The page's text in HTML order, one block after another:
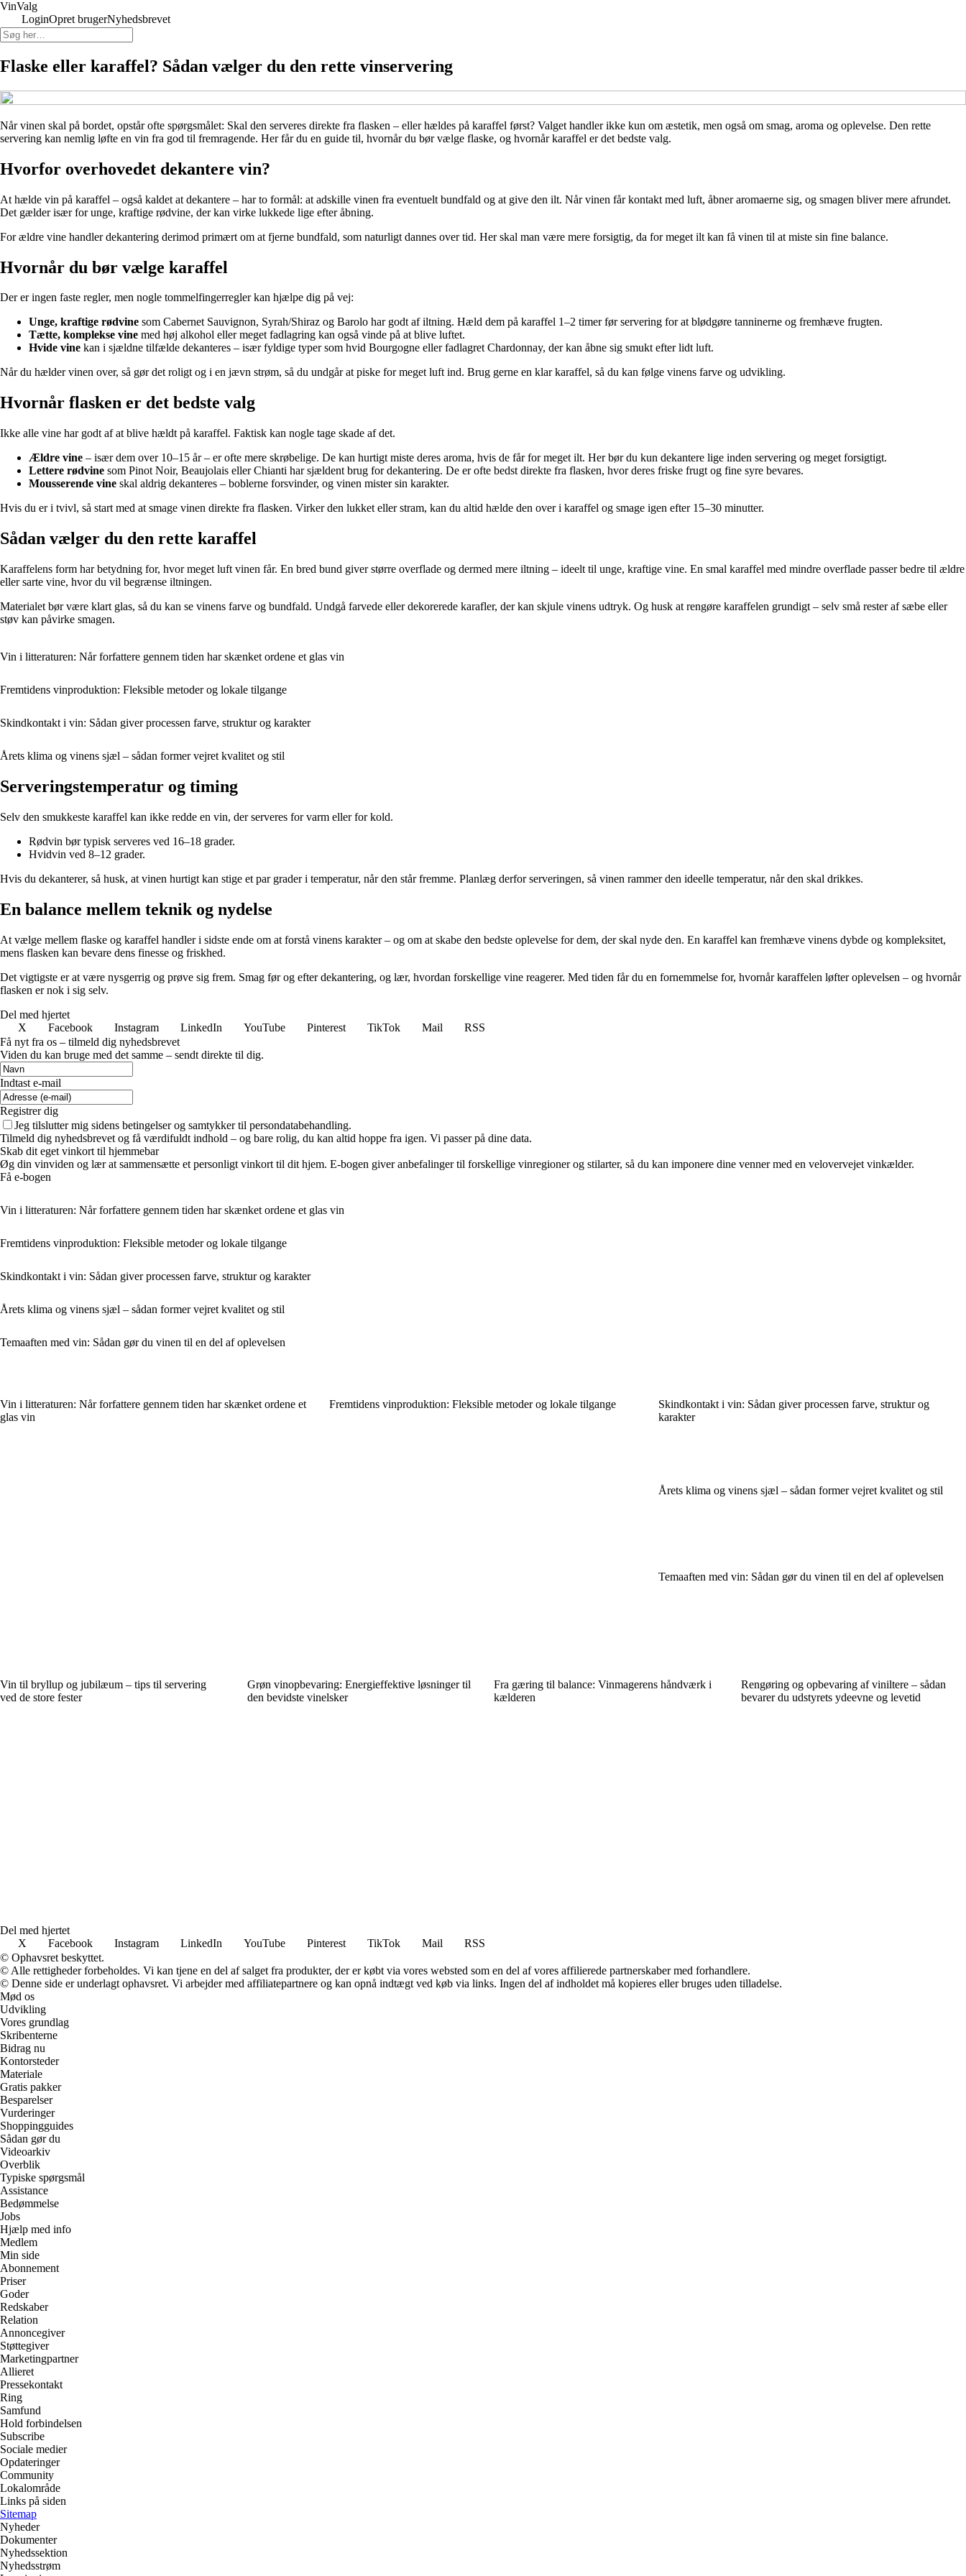
VinValg
LoginOpret brugerNyhedsbrevet
Flaske eller karaffel? Sådan vælger du den rette vinservering
Når vinen skal på bordet, opstår ofte spørgsmålet: Skal den serveres direkte fra flasken – eller hældes på karaffel først? Valget handler ikke kun om æstetik, men også om smag, aroma og oplevelse. Den rette
servering kan nemlig løfte en vin fra god til fremragende. Her får du en guide til, hvornår du bør vælge flaske, og hvornår karaffel er det bedste valg.
Hvorfor overhovedet dekantere vin?
At hælde vin på karaffel – også kaldet at dekantere – har to formål: at adskille vinen fra eventuelt bundfald og at give den ilt. Når vinen får kontakt med luft, åbner aromaerne sig, og smagen bliver mere afrundet.
Det gælder især for unge, kraftige rødvine, der kan virke lukkede lige efter åbning.
For ældre vine handler dekantering derimod primært om at fjerne bundfald, som naturligt dannes over tid. Her skal man være mere forsigtig, da for meget ilt kan få vinen til at miste sin fine balance.
Hvornår du bør vælge karaffel
Der er ingen faste regler, men nogle tommelfingerregler kan hjælpe dig på vej:
Unge, kraftige rødvine som Cabernet Sauvignon, Syrah/Shiraz og Barolo har godt af iltning. Hæld dem på karaffel 1–2 timer før servering for at blødgøre tanninerne og fremhæve frugten.
Tætte, komplekse vine med høj alkohol eller meget fadlagring kan også vinde på at blive luftet.
Hvide vine kan i sjældne tilfælde dekanteres – især fyldige typer som hvid Bourgogne eller fadlagret Chardonnay, der kan åbne sig smukt efter lidt luft.
Når du hælder vinen over, så gør det roligt og i en jævn strøm, så du undgår at piske for meget luft ind. Brug gerne en klar karaffel, så du kan følge vinens farve og udvikling.
Hvornår flasken er det bedste valg
Ikke alle vine har godt af at blive hældt på karaffel. Faktisk kan nogle tage skade af det.
Ældre vine – især dem over 10–15 år – er ofte mere skrøbelige. De kan hurtigt miste deres aroma, hvis de får for meget ilt. Her bør du kun dekantere lige inden servering og meget forsigtigt.
Lettere rødvine som Pinot Noir, Beaujolais eller Chianti har sjældent brug for dekantering. De er ofte bedst direkte fra flasken, hvor deres friske frugt og fine syre bevares.
Mousserende vine skal aldrig dekanteres – boblerne forsvinder, og vinen mister sin karakter.
Hvis du er i tvivl, så start med at smage vinen direkte fra flasken. Virker den lukket eller stram, kan du altid hælde den over i karaffel og smage igen efter 15–30 minutter.
Sådan vælger du den rette karaffel
Karaffelens form har betydning for, hvor meget luft vinen får. En bred bund giver større overflade og dermed mere iltning – ideelt til unge, kraftige vine. En smal karaffel med mindre overflade passer bedre til ældre
eller sarte vine, hvor du vil begrænse iltningen.
Materialet bør være klart glas, så du kan se vinens farve og bundfald. Undgå farvede eller dekorerede karafler, der kan skjule vinens udtryk. Og husk at rengøre karaffelen grundigt – selv små rester af sæbe eller
støv kan påvirke smagen.
Vin i litteraturen: Når forfattere gennem tiden har skænket ordene et glas vin
Fremtidens vinproduktion: Fleksible metoder og lokale tilgange
Skindkontakt i vin: Sådan giver processen farve, struktur og karakter
Årets klima og vinens sjæl – sådan former vejret kvalitet og stil
Serveringstemperatur og timing
Selv den smukkeste karaffel kan ikke redde en vin, der serveres for varm eller for kold.
Rødvin bør typisk serveres ved 16–18 grader.
Hvidvin ved 8–12 grader.
Hvis du dekanterer, så husk, at vinen hurtigt kan stige et par grader i temperatur, når den står fremme. Planlæg derfor serveringen, så vinen rammer den ideelle temperatur, når den skal drikkes.
En balance mellem teknik og nydelse
At vælge mellem flaske og karaffel handler i sidste ende om at forstå vinens karakter – og om at skabe den bedste oplevelse for dem, der skal nyde den. En karaffel kan fremhæve vinens dybde og kompleksitet,
mens flasken kan bevare dens finesse og friskhed.
Det vigtigste er at være nysgerrig og prøve sig frem. Smag før og efter dekantering, og lær, hvordan forskellige vine reagerer. Med tiden får du en fornemmelse for, hvornår karaffelen løfter oplevelsen – og hvornår
flasken er nok i sig selv.
Del med hjertet
X
Facebook Instagram LinkedIn YouTube Pinterest TikTok Mail
RSS
Få nyt fra os – tilmeld dig nyhedsbrevet
Viden du kan bruge med det samme – sendt direkte til dig.
Indtast e-mail
Registrer dig
Jeg tilslutter mig sidens betingelser og samtykker til persondatabehandling.
Tilmeld dig nyhedsbrevet og få værdifuldt indhold – og bare rolig, du kan altid hoppe fra igen. Vi passer på dine data.
Skab dit eget vinkort til hjemmebar
Øg din vinviden og lær at sammensætte et personligt vinkort til dit hjem. E-bogen giver anbefalinger til forskellige vinregioner og stilarter, så du kan imponere dine venner med en velovervejet vinkælder.
Få e-bogen
Vin i litteraturen: Når forfattere gennem tiden har skænket ordene et glas vin
Fremtidens vinproduktion: Fleksible metoder og lokale tilgange
Skindkontakt i vin: Sådan giver processen farve, struktur og karakter
Årets klima og vinens sjæl – sådan former vejret kvalitet og stil
Temaaften med vin: Sådan gør du vinen til en del af oplevelsen
Vin i litteraturen: Når forfattere gennem tiden har skænket ordene et
glas vin
Fremtidens vinproduktion: Fleksible metoder og lokale tilgange
Skindkontakt i vin: Sådan giver processen farve, struktur og
karakter
Årets klima og vinens sjæl – sådan former vejret kvalitet og stil
Temaaften med vin: Sådan gør du vinen til en del af oplevelsen
Vin til bryllup og jubilæum – tips til servering
ved de store fester
Grøn vinopbevaring: Energieffektive løsninger til
den bevidste vinelsker
Fra gæring til balance: Vinmagerens håndværk i
kælderen
Rengøring og opbevaring af viniltere – sådan
bevarer du udstyrets ydeevne og levetid
Del med hjertet
X
Facebook Instagram LinkedIn YouTube Pinterest TikTok Mail
RSS
© Ophavsret beskyttet.
© Alle rettigheder forbeholdes. Vi kan tjene en del af salget fra produkter, der er købt via vores websted som en del af vores affilierede partnerskaber med forhandlere.
© Denne side er underlagt ophavsret. Vi arbejder med affiliatepartnere og kan opnå indtægt ved køb via links. Ingen del af indholdet må kopieres eller bruges uden tilladelse.
Mød os
Udvikling
Vores grundlag
Skribenterne
Bidrag nu
Kontorsteder
Materiale
Gratis pakker
Besparelser
Vurderinger
Shoppingguides
Sådan gør du
Videoarkiv
Overblik
Typiske spørgsmål
Assistance
Bedømmelse
Jobs
Hjælp med info
Medlem
Min side
Abonnement
Priser
Goder
Redskaber
Relation
Annoncegiver
Støttegiver
Marketingpartner
Allieret
Pressekontakt
Ring
Samfund
Hold forbindelsen
Subscribe
Sociale medier
Opdateringer
Community
Lokalområde
Links på siden
Sitemap
Nyheder
Dokumenter
Nyhedssektion
Nyhedsstrøm